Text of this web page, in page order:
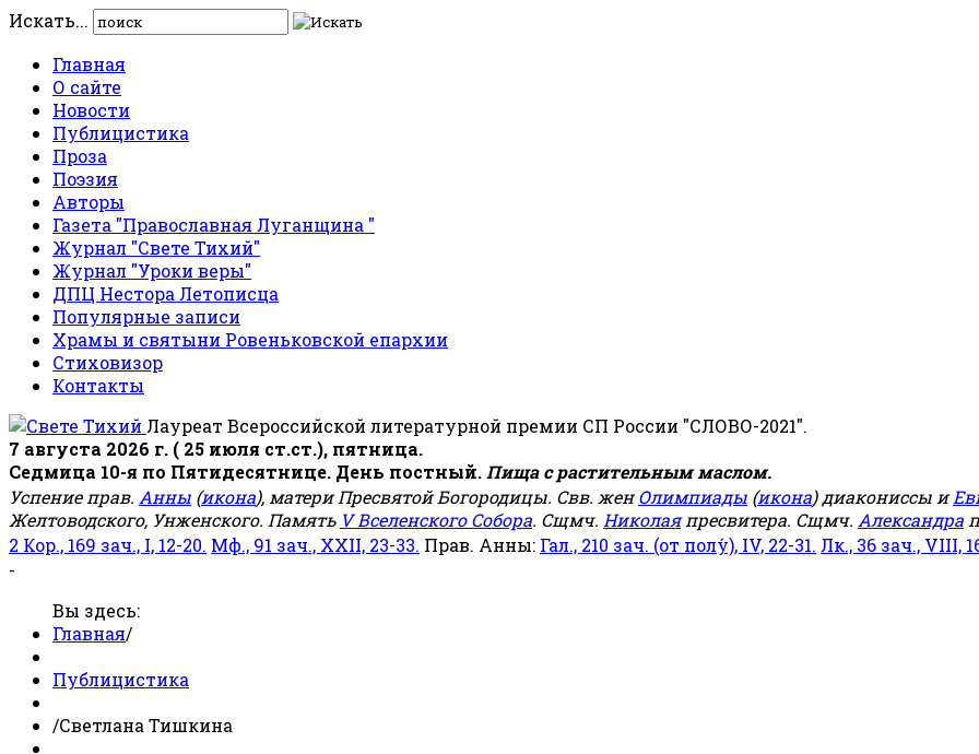
Искать...
Главная
О сайте
Новости
Публицистика
Проза
Поэзия
Авторы
Газета "Православная Луганщина "
Журнал "Свете Тихий"
Журнал "Уроки веры"
ДПЦ Нестора Летописца
Популярные записи
Храмы и святыни Ровеньковской епархии
Стиховизор
Контакты
Лауреат Всероссийской литературной премии СП России "СЛОВО-2021".
7 августа 2026 г. ( 25 июля ст.ст.), пятница.
Седмица 10-я по Пятидесятнице. День постный. Пища с растительным маслом.
Успение прав. Анны (икона), матери Пресвятой Богородицы. Свв. женОлимпиады (икона) диакониссы и
Желтоводского, Унженского. Память V Вселенского Собора. Сщмч. Николаяпресвитера. Сщмч. Александра
2 Кор., 169 зач., I, 12-20. Мф., 91 зач., XXII, 23-33. Прав. Анны: Гал., 210 зач. (от полу́), IV, 22-31. Лк., 36 зач., VIII,
-
Вы здесь:
Главная/
Публицистика
/Светлана Тишкина